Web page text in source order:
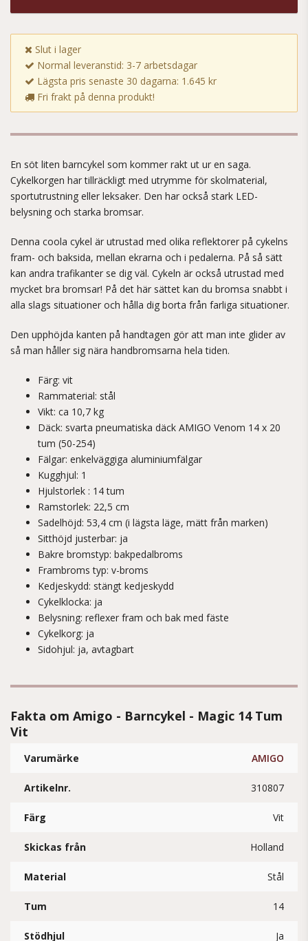
Slut i lager
Normal leveranstid: 3-7 arbetsdagar
Lägsta pris senaste 30 dagarna: 1.645 kr
Fri frakt på denna produkt!
En söt liten barncykel som kommer rakt ut ur en saga.
Cykelkorgen har tillräckligt med utrymme för skolmaterial,
sportutrustning eller leksaker. Den har också stark LED-
belysning och starka bromsar.
Denna coola cykel är utrustad med olika reflektorer på cykelns
fram- och baksida, mellan ekrarna och i pedalerna. På så sätt
kan andra trafikanter se dig väl. Cykeln är också utrustad med
mycket bra bromsar! På det här sättet kan du bromsa snabbt i
alla slags situationer och hålla dig borta från farliga situationer.
Den upphöjda kanten på handtagen gör att man inte glider av
så man håller sig nära handbromsarna hela tiden.
Färg: vit
Rammaterial: stål
Vikt: ca 10,7 kg
Däck: svarta pneumatiska däck AMIGO Venom 14 x 20
tum (50-254)
Fälgar: enkelväggiga aluminiumfälgar
Kugghjul: 1
Hjulstorlek : 14 tum
Ramstorlek: 22,5 cm
Sadelhöjd: 53,4 cm (i lägsta läge, mätt från marken)
Sitthöjd justerbar: ja
Bakre bromstyp: bakpedalbroms
Frambroms typ: v-broms
Kedjeskydd: stängt kedjeskydd
Cykelklocka: ja
Belysning: reflexer fram och bak med fäste
Cykelkorg: ja
Sidohjul: ja, avtagbart
Fakta om Amigo - Barncykel - Magic 14 Tum
Vit
Varumärke AMIGO
Artikelnr. 310807
Färg Vit
Skickas från Holland
Material Stål
Tum 14
Stödhjul Ja